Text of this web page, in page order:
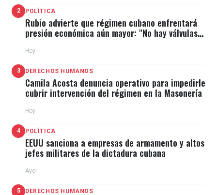
2 POLÍTICA
Rubio advierte que régimen cubano enfrentará
presión económica aún mayor: "No hay válvulas
Hoy
3 DERECHOS HUMANOS
Camila Acosta denuncia operativo para impedirle
cubrir intervención del régimen en la Masonería
Hoy
4 POLÍTICA
EEUU sanciona a empresas de armamento y altos
jefes militares de la dictadura cubana
Ayer
5 DERECHOS HUMANOS